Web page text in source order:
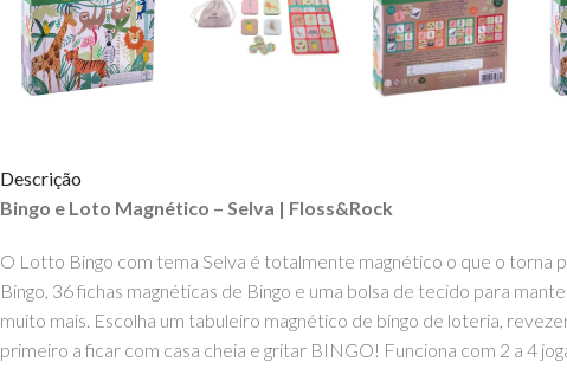
Descrição
Bingo e Loto Magnético – Selva | Floss&Rock
O Lotto Bingo com tema Selva é totalmente magnético o que o torna
Bingo, 36 fichas magnéticas de Bingo e uma bolsa de tecido para
muito mais. Escolha um tabuleiro magnético de bingo de loteria,
primeiro a ficar com casa cheia e gritar BINGO! Funciona com 2 a 4